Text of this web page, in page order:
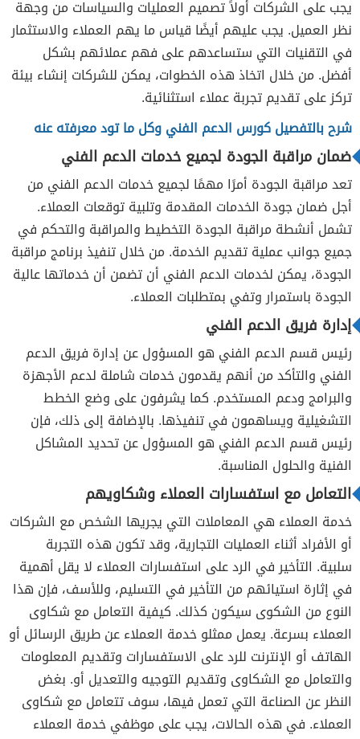
يجب على الشركات أولاً تصميم العمليات والسياسات من وجهة
نظر العميل. يجب عليهم أيضًا قياس ما يهم العملاء والاستثمار
في التقنيات التي ستساعدهم على فهم عملائهم بشكل
أفضل. من خلال اتخاذ هذه الخطوات، يمكن للشركات إنشاء بيئة
تركز على تقديم تجربة عملاء استثنائية.
شرح بالتفصيل كورس الدعم الفني وكل ما تود معرفته عنه
ضمان مراقبة الجودة لجميع خدمات الدعم الفني
تعد مراقبة الجودة أمرًا مهمًا لجميع خدمات الدعم الفني من
أجل ضمان جودة الخدمات المقدمة وتلبية توقعات العملاء.
تشمل أنشطة مراقبة الجودة التخطيط والمراقبة والتحكم في
جميع جوانب عملية تقديم الخدمة. من خلال تنفيذ برنامج مراقبة
الجودة، يمكن لخدمات الدعم الفني أن تضمن أن خدماتها عالية
الجودة باستمرار وتفي بمتطلبات العملاء.
إدارة فريق الدعم الفني
رئيس قسم الدعم الفني هو المسؤول عن إدارة فريق الدعم
الفني والتأكد من أنهم يقدمون خدمات شاملة لدعم الأجهزة
والبرامج ودعم المستخدم. كما يشرفون على وضع الخطط
التشغيلية ويساهمون في تنفيذها. بالإضافة إلى ذلك، فإن
رئيس قسم الدعم الفني هو المسؤول عن تحديد المشاكل
الفنية والحلول المناسبة.
التعامل مع استفسارات العملاء وشكاويهم
خدمة العملاء هي المعاملات التي يجريها الشخص مع الشركات
أو الأفراد أثناء العمليات التجارية، وقد تكون هذه التجربة
سلبية. التأخير في الرد على استفسارات العملاء لا يقل أهمية
في إثارة استيائهم من التأخير في التسليم، وللأسف، فإن هذا
النوع من الشكوى سيكون كذلك. كيفية التعامل مع شكاوى
العملاء بسرعة. يعمل ممثلو خدمة العملاء عن طريق الرسائل أو
الهاتف أو الإنترنت للرد على الاستفسارات وتقديم المعلومات
والتعامل مع الشكاوى وتقديم التوجيه والتعديل أو. بغض
النظر عن الصناعة التي تعمل فيها، سوف تتعامل مع شكاوى
العملاء. في هذه الحالات، يجب على موظفي خدمة العملاء